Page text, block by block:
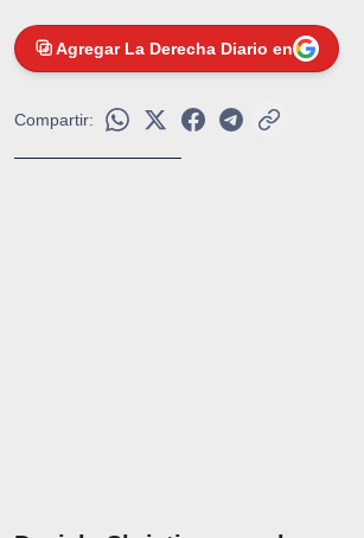
Agregar La Derecha Diario en
Compartir: